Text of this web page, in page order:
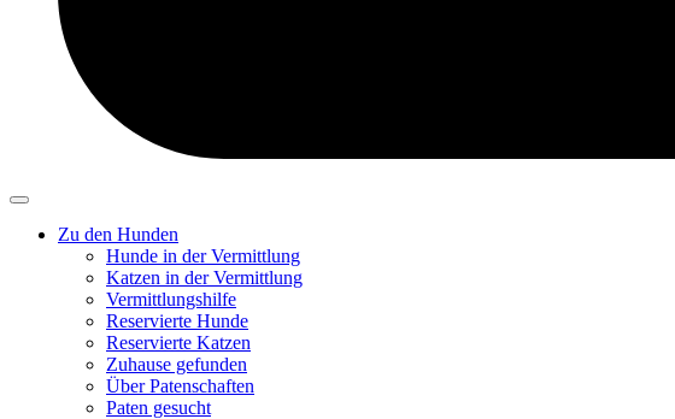
Zu den Hunden
Hunde in der Vermittlung
Katzen in der Vermittlung
Vermittlungshilfe
Reservierte Hunde
Reservierte Katzen
Zuhause gefunden
Über Patenschaften
Paten gesucht